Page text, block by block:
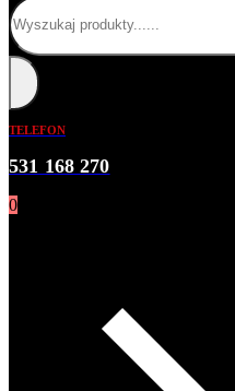
TELEFON
531 168 270
0